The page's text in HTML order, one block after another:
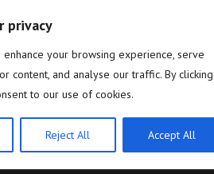
privacy
enhance your browsing experience, serve
content, and analyse our traffic. By clicking
to our use of cookies.
Reject All Accept All